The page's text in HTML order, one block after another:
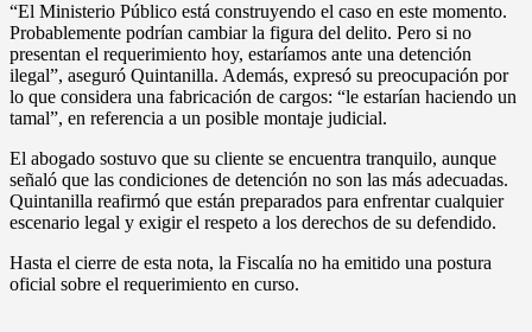
“El Ministerio Público está construyendo el caso en este momento.
Probablemente podrían cambiar la figura del delito. Pero si no
presentan el requerimiento hoy, estaríamos ante una detención
ilegal”, aseguró Quintanilla. Además, expresó su preocupación por
lo que considera una fabricación de cargos: “le estarían haciendo un
tamal”, en referencia a un posible montaje judicial.
El abogado sostuvo que su cliente se encuentra tranquilo, aunque
señaló que las condiciones de detención no son las más adecuadas.
Quintanilla reafirmó que están preparados para enfrentar cualquier
escenario legal y exigir el respeto a los derechos de su defendido.
Hasta el cierre de esta nota, la Fiscalía no ha emitido una postura
oficial sobre el requerimiento en curso.